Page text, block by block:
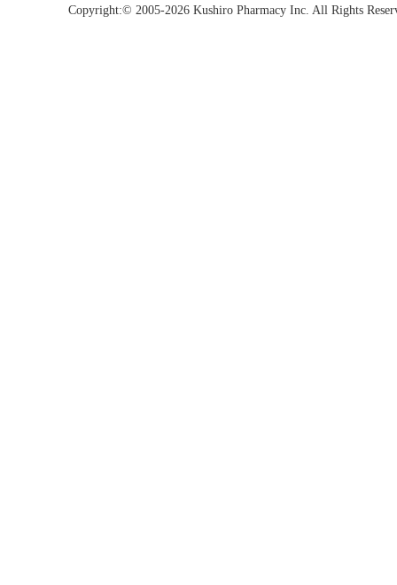
Copyright:© 2005-2026 Kushiro Pharmacy Inc. All Rights